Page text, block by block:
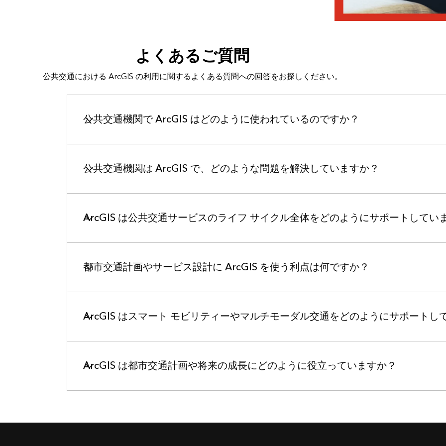
よくあるご質問
公共交通における ArcGIS の利用に関するよくある質問への回答をお探しください。
公共交通機関で ArcGIS はどのように使われているのですか？
公共交通機関は ArcGIS で、どのような問題を解決していますか？
ArcGIS は公共交通サービスのライフ サイクル全体をどのようにサポートしてい
都市交通計画やサービス設計に ArcGIS を使う利点は何ですか？
ArcGIS はスマート モビリティーやマルチモーダル交通をどのようにサポートし
ArcGIS は都市交通計画や将来の成長にどのように役立っていますか？